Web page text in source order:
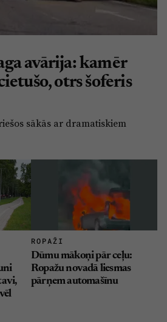
Ekonomika
Sarunas
Mediju atbalsta fonds
Zivju fonds
Zaļā nākotne
Iedvesmai nav vecuma
Vide
avārija: kamēr
otrs šoferis
sākās ar dramatiskiem
ROPAŽI
Dūmu mākoņi pār ceļu:
Ropažu novadā liesmas
pārņem automašīnu